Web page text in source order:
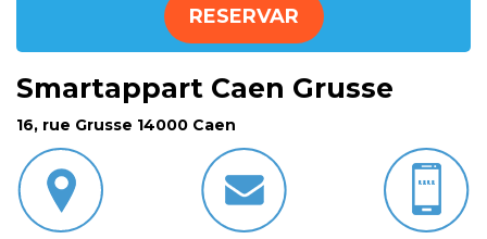
RESERVAR
Smartappart Caen Grusse
16, rue Grusse 14000 Caen